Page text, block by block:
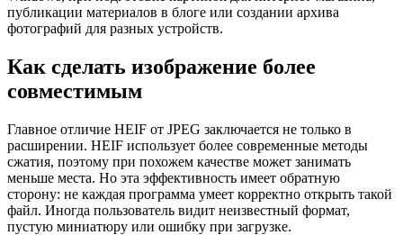
публикации материалов в блоге или создании архива
фотографий для разных устройств.
Как сделать изображение более
совместимым
Главное отличие HEIF от JPEG заключается не только в
расширении. HEIF использует более современные методы
сжатия, поэтому при похожем качестве может занимать
меньше места. Но эта эффективность имеет обратную
сторону: не каждая программа умеет корректно открыть такой
файл. Иногда пользователь видит неизвестный формат,
пустую миниатюру или ошибку при загрузке.